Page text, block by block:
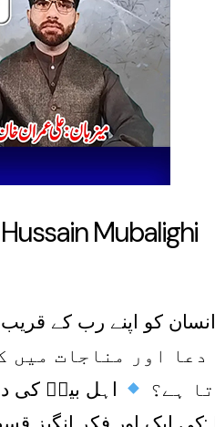
Mubalighi
کو اپنے رب کے
دعا اور مناجات میں
ہے؟
اہل بیتؑ کی